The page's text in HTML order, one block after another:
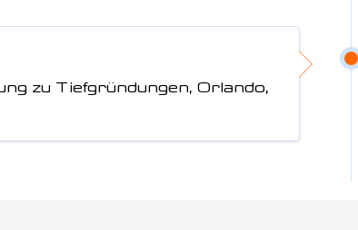
zu Tiefgründungen, Orlando,